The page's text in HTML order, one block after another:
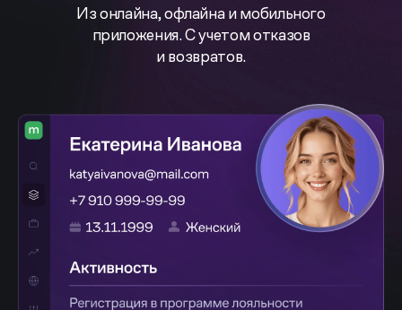
Из онлайна, офлайна и мобильного
приложения. С учетом отказов
и возвратов.